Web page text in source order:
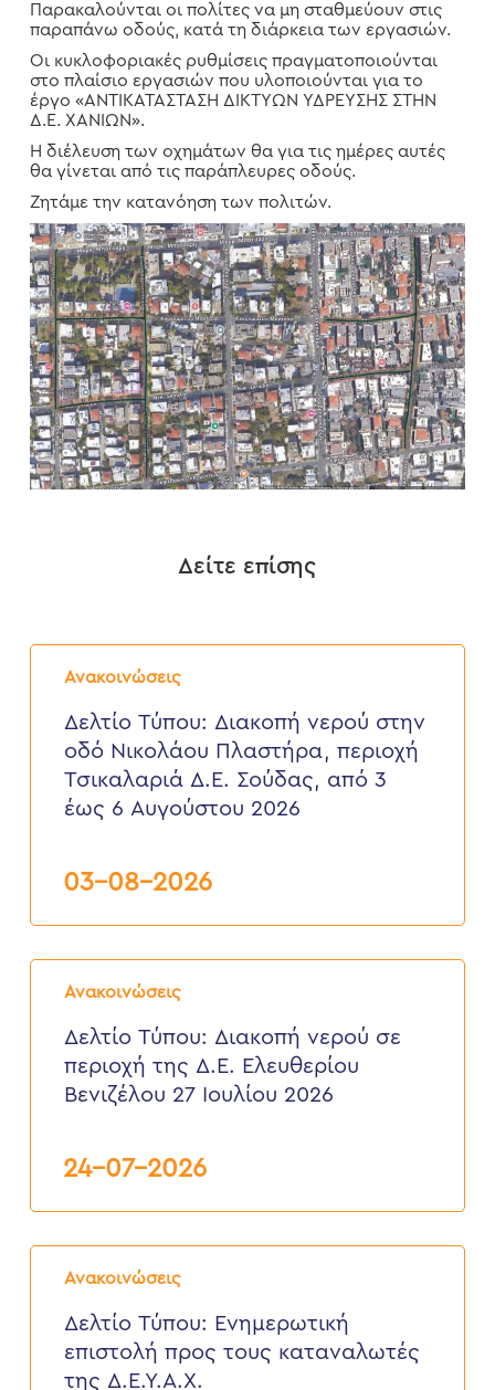
Παρακαλούνται οι πολίτες να μη σταθμεύουν στις
παραπάνω οδούς, κατά τη διάρκεια των εργασιών.
Οι κυκλοφοριακές ρυθμίσεις πραγματοποιούνται
στο πλαίσιο εργασιών που υλοποιούνται για το
έργο «ΑΝΤΙΚΑΤΑΣΤΑΣΗ ΔΙΚΤΥΩΝ ΥΔΡΕΥΣΗΣ ΣΤΗΝ
Δ.Ε. ΧΑΝΙΩΝ».
Η διέλευση των οχημάτων θα για τις ημέρες αυτές
θα γίνεται από τις παράπλευρες οδούς.
Ζητάμε την κατανόηση των πολιτών.
Δείτε επίσης
Ανακοινώσεις
Δελτίο
Τύπου:
νερού
στην
Νικολάου
Πλαστήρα,
περιοχή
Σούδας,
έως
2026
Δελτίο Τύπου: Διακοπή νερού στην
οδό Νικολάου Πλαστήρα, περιοχή
Τσικαλαριά Δ.Ε. Σούδας, από 3
έως 6 Αυγούστου 2026
03-08-2026
Ανακοινώσεις
Δελτίο
Τύπου:
νερού
περιοχή
2026
Δελτίο Τύπου: Διακοπή νερού σε
περιοχή της Δ.Ε. Ελευθερίου
Βενιζέλου 27 Ιουλίου 2026
24-07-2026
Ανακοινώσεις
Δελτίο
Τύπου:
επιστολή
προς
τους
καταναλωτές
Δελτίο Τύπου: Eνημερωτική
επιστολή προς τους καταναλωτές
της Δ.Ε.Υ.Α.Χ.